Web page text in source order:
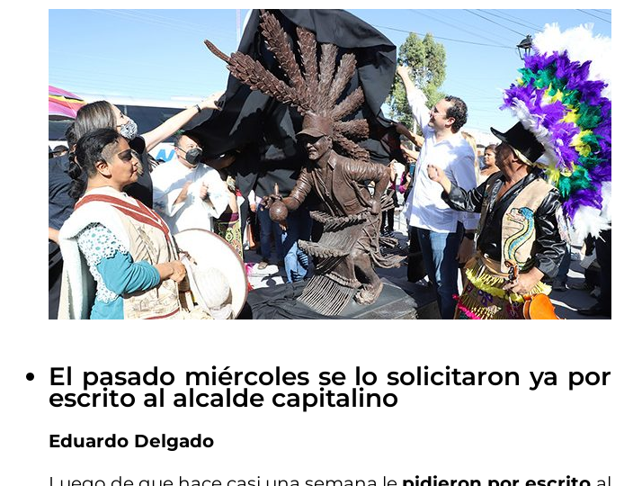
El pasado miércoles se lo solicitaron ya por
escrito al alcalde capitalino
Eduardo Delgado